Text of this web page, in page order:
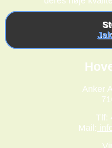
Anker
Tlf:
Mail: